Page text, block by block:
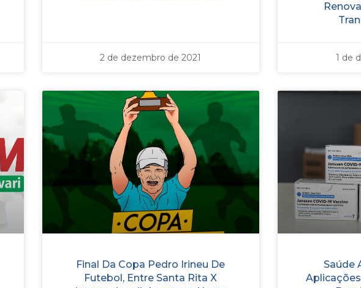
2 de dezembro de 2021 1 de
Final Da Copa Pedro Irineu De
Futebol, Entre Santa Rita X
Saúde